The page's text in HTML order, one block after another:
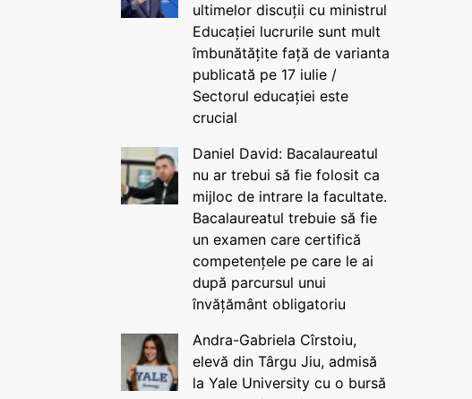
ultimelor discuții cu ministrul
Educației lucrurile sunt mult
îmbunătățite față de varianta
publicată pe 17 iulie /
Sectorul educației este
crucial
Daniel David: Bacalaureatul
nu ar trebui să fie folosit ca
mijloc de intrare la facultate.
Bacalaureatul trebuie să fie
un examen care certifică
competențele pe care le ai
după parcursul unui
învățământ obligatoriu
Andra-Gabriela Cîrstoiu,
elevă din Târgu Jiu, admisă
la Yale University cu o bursă